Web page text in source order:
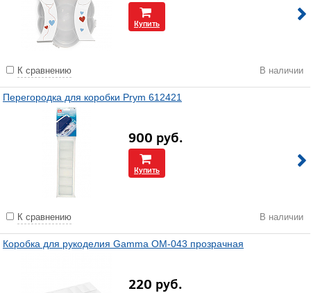
Купить
К сравнению В наличии
Перегородка для коробки Prym 612421
900 руб.
Купить
К сравнению В наличии
Коробка для рукоделия Gamma OM-043 прозрачная
220 руб.